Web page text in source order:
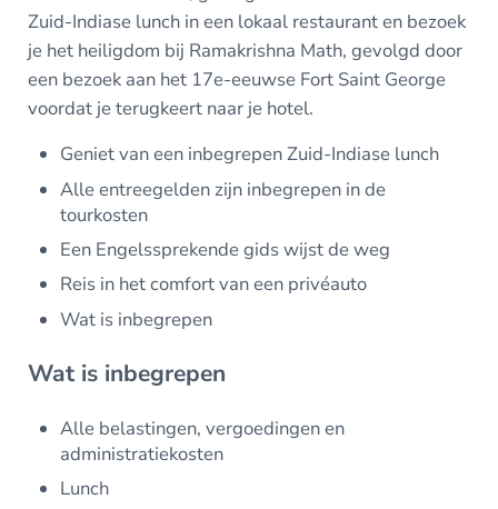
Zuid-Indiase lunch in een lokaal restaurant en bezoek
je het heiligdom bij Ramakrishna Math, gevolgd door
een bezoek aan het 17e-eeuwse Fort Saint George
voordat je terugkeert naar je hotel.
Geniet van een inbegrepen Zuid-Indiase lunch
Alle entreegelden zijn inbegrepen in de
tourkosten
Een Engelssprekende gids wijst de weg
Reis in het comfort van een privéauto
Wat is inbegrepen
Wat is inbegrepen
Alle belastingen, vergoedingen en
administratiekosten
Lunch